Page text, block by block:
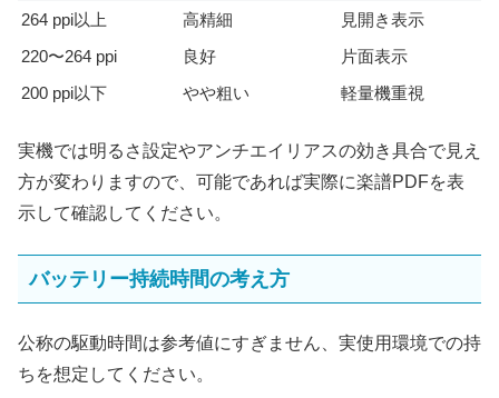
264 ppi以上 高精細
見開き表示
220〜264 ppi
良好
片面表示
200 ppi以下
やや粗い 軽量機重視
実機では明るさ設定やアンチエイリアスの効き具合で見え
方が変わりますので、可能であれば実際に楽譜PDFを表
示して確認してください。
バッテリー持続時間の考え方
公称の駆動時間は参考値にすぎません、実使用環境での持
ちを想定してください。